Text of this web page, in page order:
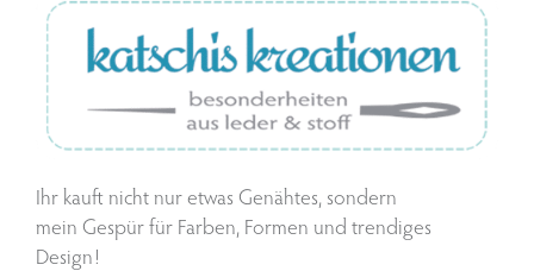
Ihr kauft nicht nur etwas Genähtes, sondern
mein Gespür für Farben, Formen und trendiges
Design!